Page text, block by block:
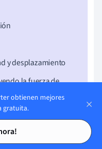
y desplazamiento
la fuerza de
obtienen mejores
gratuita.